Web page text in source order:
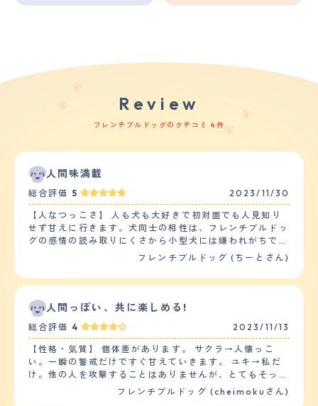
Review
フレンチブルドッグのクチコミ 4件
人間味満載
総合評価 5 2023/11/30
【人なつっこさ】 人も犬も大好きで初対面でも人見知り
せず甘えに行きます。犬同士の相性は、フレンチブルドッ
グの感情の読み取りにくさから小型犬には嫌われがちです
が、大型犬や同種のフレンチブルドッグとは相性が合う子
らはおもちゃの奪い合いをして遊んでいることがありま
る行動を怖がられて泣かれることが多いですが本人は悪気
はありません。 【落ち着き】 比較的、日中は眠っている
こと多く面倒をおこすことはありません。しかし、遊び足
りない日の夕方以降からはかまって吠えがみられることが
あります。家の物を荒らすこともなく、トイレトレーニン
グをしっかりしていれば困ることはないです。 【しつけ
やすさ】 1ヶ月程度のトイレトレーニングで、80%のトイ
レは成功しましたが食糞はなかなかやめてもらえませんで
フレンチブルドッグ (ちーとさん)
人間っぽい、共に楽しめる!
総合評価 4 2023/11/13
【性格・気質】 個体差があります。 サクラ→人懐っこ
い。一瞬の警戒だけですぐ甘えていきます。 ユキ→私だ
け。他の人を攻撃することはありませんが、とてもそっけ
ないです。 サクラ→コマンド入りやすい。基本的なこと
フレンチブルドッグ (cheimokuさん)